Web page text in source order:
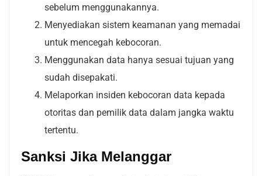
sebelum menggunakannya.
Menyediakan sistem keamanan yang memadai
untuk mencegah kebocoran.
Menggunakan data hanya sesuai tujuan yang
sudah disepakati.
Melaporkan insiden kebocoran data kepada
otoritas dan pemilik data dalam jangka waktu
tertentu.
Sanksi Jika Melanggar